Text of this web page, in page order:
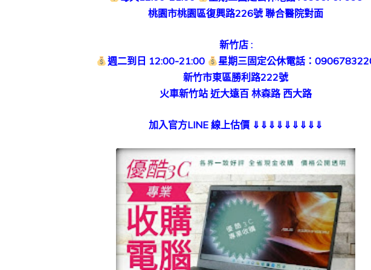
桃園市桃園區復興路226號 聯合醫院對面
新竹店 :
週二到日 12:00-21:00
星期三固定公休電話：
新竹市東區勝利路222號
火車新竹站 近大遠百 林森路 西大路
加入官方LINE 線上估價 ⇓⇓⇓⇓⇓⇓⇓⇓⇓